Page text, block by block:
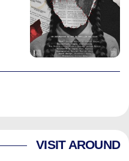
VISIT AROUND